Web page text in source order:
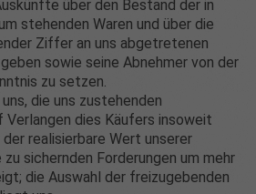
über den Bestand der in
stehenden Waren und über die
Ziffer an uns abgetretenen
sowie seine Abnehmer von der
zu setzen.
die uns zustehenden
Verlangen dies Käufers insoweit
realisierbare Wert unserer
sichernden Forderungen um mehr
die Auswahl der freizugebenden